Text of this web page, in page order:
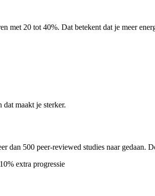
met 20 tot 40%. Dat betekent dat je meer
dat maakt je sterker.
dan 500 peer-reviewed studies naar gedaan.
extra progressie